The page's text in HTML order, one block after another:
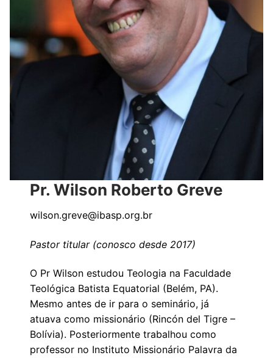
Pr. Wilson Roberto Greve
wilson.greve@ibasp.org.br
Pastor titular (conosco desde 2017)
O Pr Wilson estudou Teologia na Faculdade
Teológica Batista Equatorial (Belém, PA).
Mesmo antes de ir para o seminário, já
atuava como missionário (Rincón del Tigre –
Bolívia). Posteriormente trabalhou como
professor no Instituto Missionário Palavra da